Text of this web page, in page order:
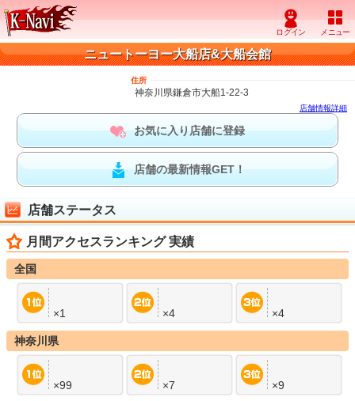
ニュートーヨー大船店&大船会館
住所
神奈川県鎌倉市大船1-22-3
店舗情報詳細
お気に入り店舗に登録
店舗の最新情報GET！
店舗ステータス
月間アクセスランキング 実績
全国
×1 ×4 ×4
神奈川県
×99 ×7 ×9